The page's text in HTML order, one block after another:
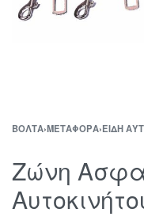
ΒΌΛΤΑ›ΜΕΤΑΦΟΡΆ›ΕΊΔΗ
Ζώνη